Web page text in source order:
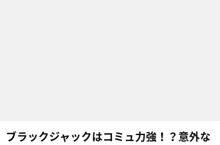
ブラックジャックはコミュ力強！？意外な